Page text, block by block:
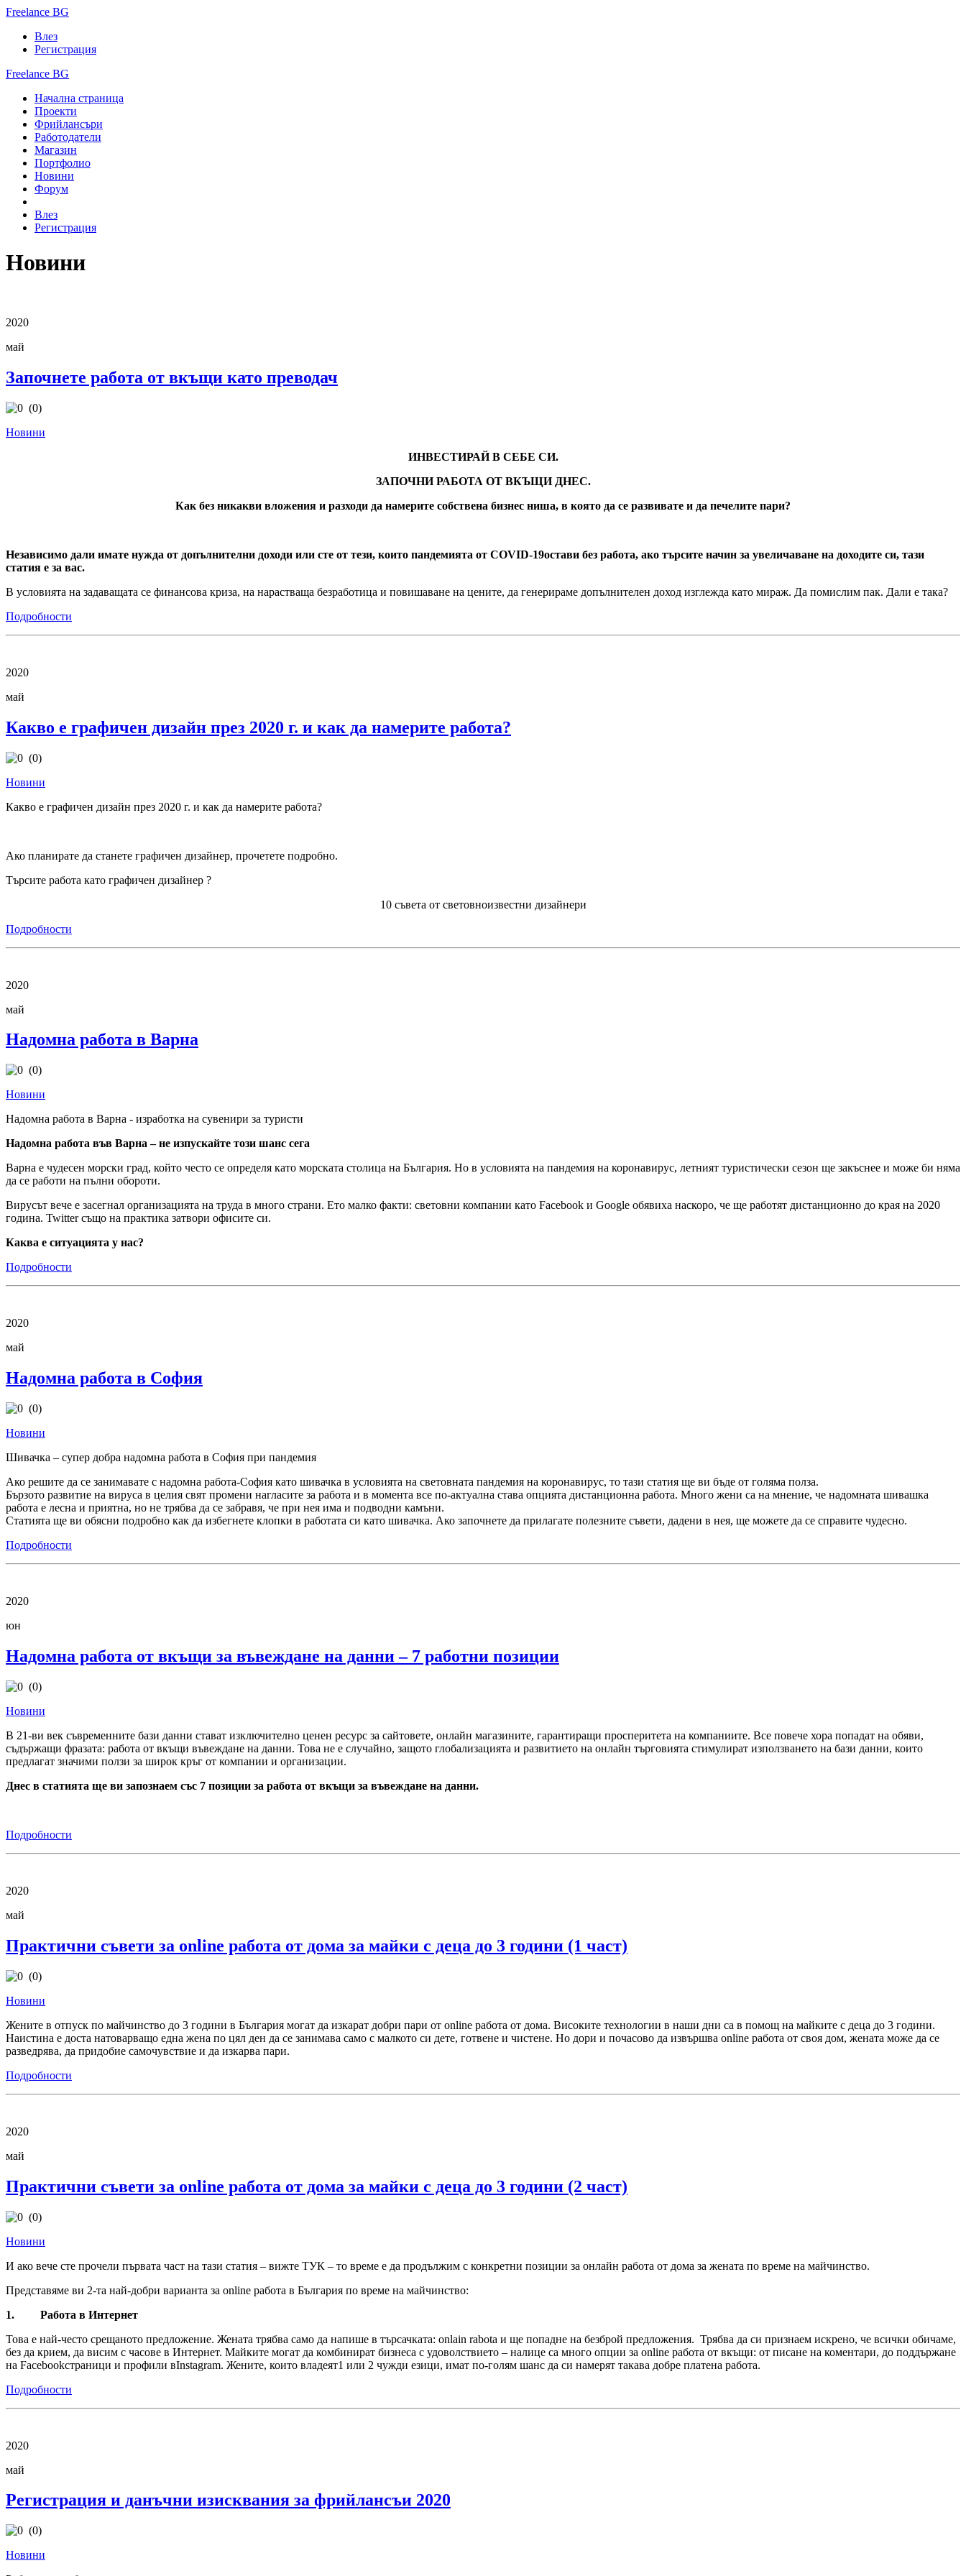
Freelance BG
Влез
Регистрация
Freelance BG
Начална страница
Проекти
Фрийлансъри
Работодатели
Магазин
Портфолио
Новини
Форум
Влез
Регистрация
Новини
2020
май
Започнете работа от вкъщи като преводач
(0)
Новини
ИНВЕСТИРАЙ В СЕБЕ СИ.
ЗАПОЧНИ РАБОТА ОТ ВКЪЩИ ДНЕС.
Как без никакви вложения и разходи да намерите собствена бизнес ниша, в която да се развивате и да печелите пари?
Независимо дали имате нужда от допълнителни доходи или сте от тези, които пандемията от COVID-19остави без работа, ако търсите начин за увеличаване на доходите си, тази
статия е за вас.
В условията на задаващата се финансова криза, на нарастваща безработица и повишаване на цените, да генерираме допълнителен доход изглежда като мираж. Да помислим пак. Дали е така?
Подробности
2020
май
Какво е графичен дизайн през 2020 г. и как да намерите работа?
(0)
Новини
Какво е графичен дизайн през 2020 г. и как да намерите работа?
Ако планирате да станете графичен дизайнер, прочетете подробно.
Търсите работа като графичен дизайнер ?
10 съвета от световноизвестни дизайнери
Подробности
2020
май
Надомна работа в Варна
(0)
Новини
Надомна работа в Варна - изработка на сувенири за туристи
Надомна работа във Варна – не изпускайте този шанс сега
Варна е чудесен морски град, който често се определя като морската столица на България. Но в условията на пандемия на коронавирус, летният туристически сезон ще закъснее и може би няма
да се работи на пълни обороти.
Вирусът вече е засегнал организацията на труда в много страни. Ето малко факти: световни компании като Facebook и Google обявиха наскоро, че ще работят дистанционно до края на 2020
година. Twitter също на практика затвори офисите си.
Каква е ситуацията у нас?
Подробности
2020
май
Надомна работа в София
(0)
Новини
Шивачка – супер добра надомна работа в София при пандемия
Ако решите да се занимавате с надомна работа-София като шивачка в условията на световната пандемия на коронавирус, то тази статия ще ви бъде от голяма полза.
Бързото развитие на вируса в целия свят промени нагласите за работа и в момента все по-актуална става опцията дистанционна работа. Много жени са на мнение, че надомната шивашка
работа е лесна и приятна, но не трябва да се забравя, че при нея има и подводни камъни.
Статията ще ви обясни подробно как да избегнете клопки в работата си като шивачка. Ако започнете да прилагате полезните съвети, дадени в нея, ще можете да се справите чудесно.
Подробности
2020
юн
Надомна работа от вкъщи за въвеждане на данни – 7 работни позиции
(0)
Новини
В 21-ви век съвременните бази данни стават изключително ценен ресурс за сайтовете, онлайн магазините, гарантиращи просперитета на компаниите. Все повече хора попадат на обяви,
съдържащи фразата: работа от вкъщи въвеждане на данни. Това не е случайно, защото глобализацията и развитието на онлайн търговията стимулират използването на бази данни, които
предлагат значими ползи за широк кръг от компании и организации.
Днес в статията ще ви запознаем със 7 позиции за работа от вкъщи за въвеждане на данни.
Подробности
2020
май
Практични съвети за online работа от дома за майки с деца до 3 години (1 част)
(0)
Новини
Жените в отпуск по майчинство до 3 години в България могат да изкарат добри пари от online работа от дома. Високите технологии в наши дни са в помощ на майките с деца до 3 години.
Наистина е доста натоварващо една жена по цял ден да се занимава само с малкото си дете, готвене и чистене. Но дори и почасово да извършва online работа от своя дом, жената може да се
разведрява, да придобие самочувствие и да изкарва пари.
Подробности
2020
май
Практични съвети за online работа от дома за майки с деца до 3 години (2 част)
(0)
Новини
И ако вече сте прочели първата част на тази статия – вижте ТУК – то време е да продължим с конкретни позиции за онлайн работа от дома за жената по време на майчинство.
Представяме ви 2-та най-добри варианта за online работа в България по време на майчинство:
1. Работа в Интернет
Това е най-често срещаното предложение. Жената трябва само да напише в търсачката: onlain rabota и ще попадне на безброй предложения. Трябва да си признаем искрено, че всички обичаме,
без да крием, да висим с часове в Интернет. Майките могат да комбинират бизнеса с удоволствието – налице са много опции за online работа от вкъщи: от писане на коментари, до поддържане
на Facebookстраници и профили вInstagram. Жените, които владеят1 или 2 чужди езици, имат по-голям шанс да си намерят такава добре платена работа.
Подробности
2020
май
Регистрация и данъчни изисквания за фрийлансъи 2020
(0)
Новини